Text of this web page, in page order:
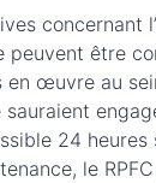
concernant
peuvent être
œuvre au
24
le